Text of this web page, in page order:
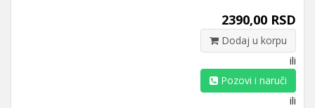
2390,00 RSD
Dodaj u korpu
ili
Pozovi i naruči
ili